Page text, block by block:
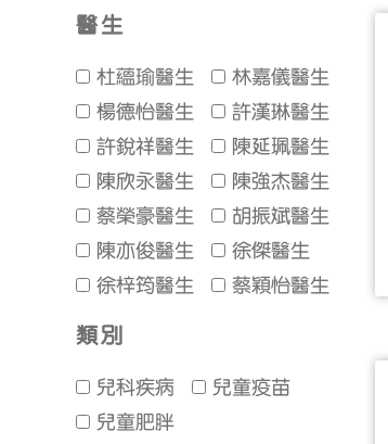
醫生
杜蘊瑜醫生
林嘉儀醫生
楊德怡醫生
許漢琳醫生
許銳祥醫生
陳延珮醫生
陳欣永醫生
陳強杰醫生
蔡榮豪醫生
胡振斌醫生
陳亦俊醫生
徐傑醫生
徐梓筠醫生
蔡穎怡醫生
類別
兒科疾病
兒童疫苗
兒童肥胖